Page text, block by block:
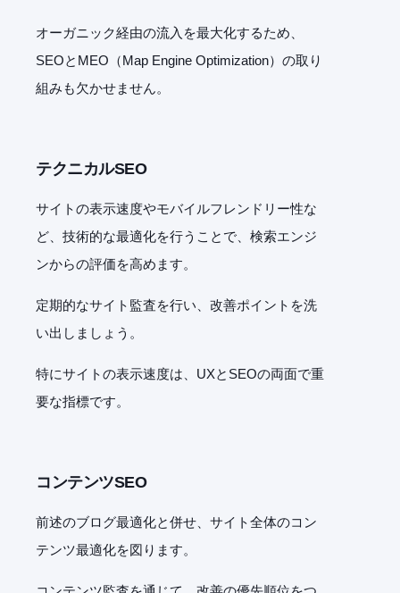
オーガニック経由の流入を最大化するため、
SEOと MEO （Map Engine Optimization）の取り
組みも欠かせません。
テクニカルSEO
サイトの表示速度やモバイルフレンドリー性な
ど、技術的な最適化を行うことで、検索エンジ
ンからの評価を高めます。
定期的なサイト監査を行い、改善ポイントを洗
い出しましょう。
特にサイトの表示速度は、 UXと SEOの両面で重
要な指標です。
コンテンツSEO
前述のブログ最適化と併せ、サイト全体のコン
テンツ最適化を図ります。